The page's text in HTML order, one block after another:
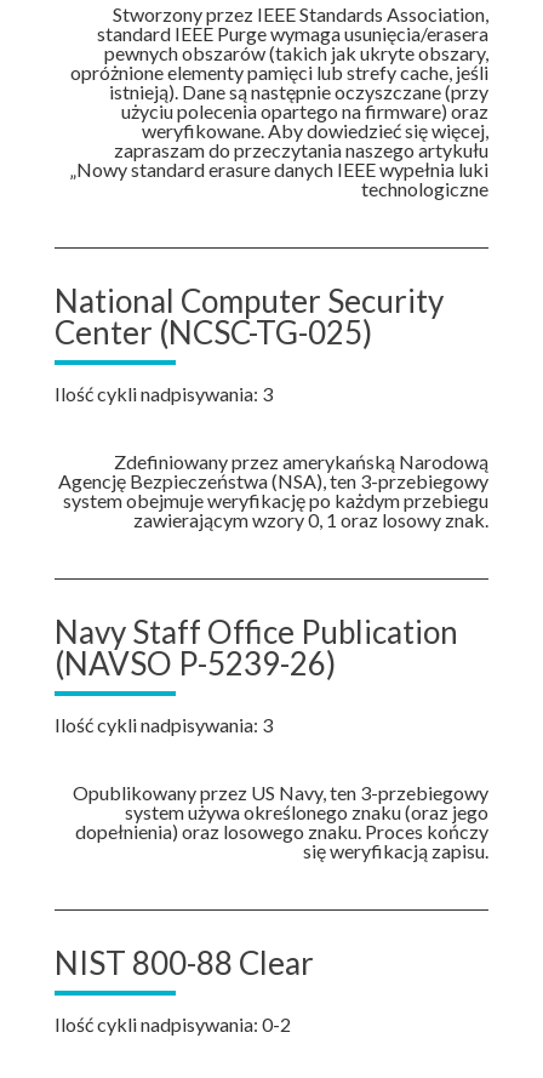
Stworzony przez IEEE Standards Association,
standard IEEE Purge wymaga usunięcia/erasera
pewnych obszarów (takich jak ukryte obszary,
opróżnione elementy pamięci lub strefy cache, jeśli
istnieją). Dane są następnie oczyszczane (przy
użyciu polecenia opartego na firmware) oraz
weryfikowane. Aby dowiedzieć się więcej,
zapraszam do przeczytania naszego artykułu
„Nowy standard erasure danych IEEE wypełnia luki
technologiczne
National Computer Security
Center (NCSC-TG-025)
Ilość cykli nadpisywania: 3
Zdefiniowany przez amerykańską Narodową
Agencję Bezpieczeństwa (NSA), ten 3-przebiegowy
system obejmuje weryfikację po każdym przebiegu
zawierającym wzory 0, 1 oraz losowy znak.
Navy Staff Office Publication
(NAVSO P-5239-26)
Ilość cykli nadpisywania: 3
Opublikowany przez US Navy, ten 3-przebiegowy
system używa określonego znaku (oraz jego
dopełnienia) oraz losowego znaku. Proces kończy
się weryfikacją zapisu.
NIST 800-88 Clear
Ilość cykli nadpisywania: 0-2